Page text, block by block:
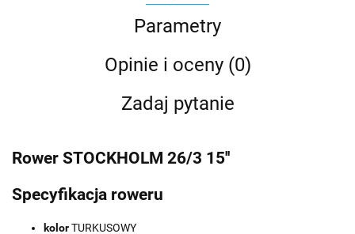
Parametry
Opinie i oceny (0)
Zadaj pytanie
Rower STOCKHOLM 26/3 15''
Specyfikacja roweru
kolorTURKUSOWY